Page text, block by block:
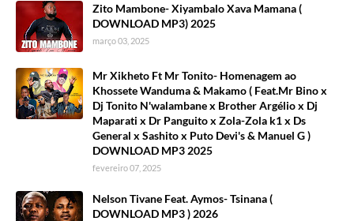
Zito Mambone- Xiyambalo Xava Mamana (
DOWNLOAD MP3) 2025
março 03, 2025
Mr Xikheto Ft Mr Tonito- Homenagem ao
Khossete Wanduma & Makamo ( Feat.Mr Bino x
Dj Tonito N'walambane x Brother Argélio x Dj
Maparati x Dr Panguito x Zola-Zola k1 x Ds
General x Sashito x Puto Devi's & Manuel G )
DOWNLOAD MP3 2025
fevereiro 07, 2025
Nelson Tivane Feat. Aymos- Tsinana (
DOWNLOAD MP3 ) 2026